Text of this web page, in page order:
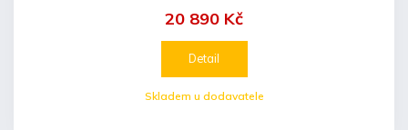
Skladem u dodavatele
20 890 Kč
Detail
mířidly, závitem pro...